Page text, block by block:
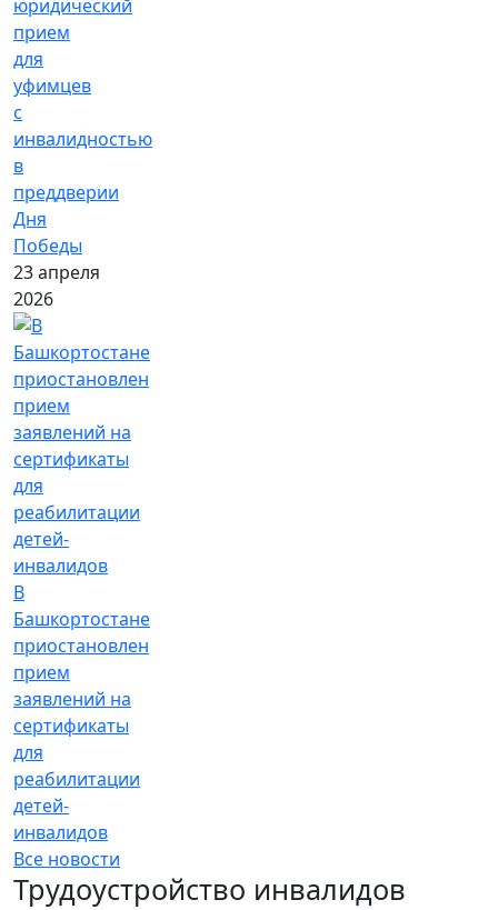
юридический
прием
для
уфимцев
с
инвалидностью
в
преддверии
Дня
Победы
23 апреля
2026
В
Башкортостане
приостановлен
прием
заявлений на
сертификаты
для
реабилитации
детей-
инвалидов
Все новости
Трудоустройство инвалидов